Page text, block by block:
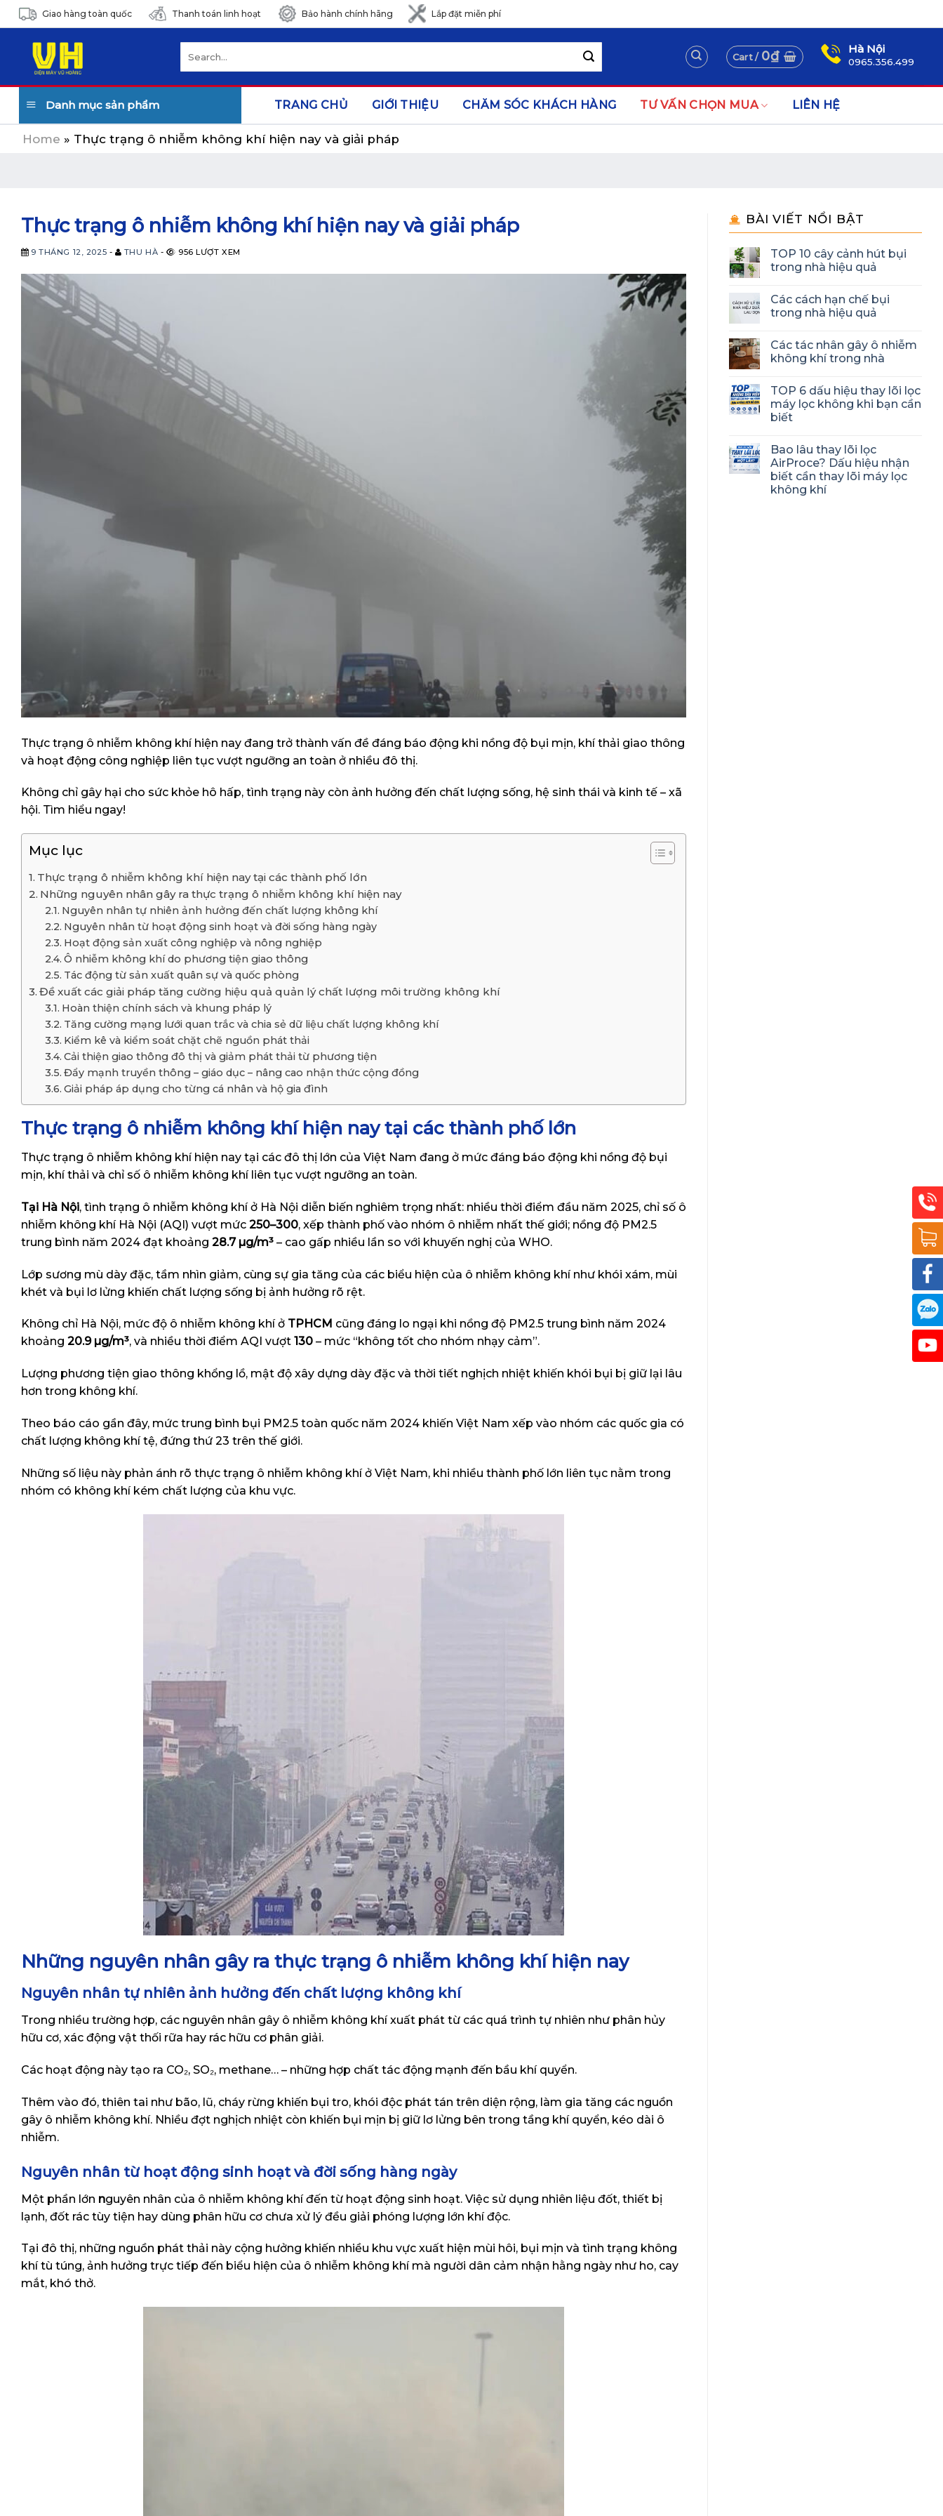
Skip
to
content
Giao hàng toàn quốc Thanh toán linh hoạt Bảo hành chính hãng Lắp đặt miễn phí
for:
Cart / 0₫ Hà Nội
0965.356.499
Danh mục sản phẩm TRANG CHỦ GIỚI THIỆU CHĂM SÓC KHÁCH HÀNG TƯ VẤN CHỌN MUA LIÊN HỆ
Home » Thực trạng ô nhiễm không khí hiện nay và giải pháp
Thực trạng ô nhiễm không khí hiện nay và giải pháp
9 THÁNG 12, 2025 - THU HÀ - 956 LƯỢT XEM
Thực trạng ô nhiễm không khí hiện nay đang trở thành vấn đề đáng báo động khi nồng độ bụi mịn, khí thải giao thông
và hoạt động công nghiệp liên tục vượt ngưỡng an toàn ở nhiều đô thị.
Không chỉ gây hại cho sức khỏe hô hấp, tình trạng này còn ảnh hưởng đến chất lượng sống, hệ sinh thái và kinh tế – xã
hội. Tìm hiểu ngay!
Mục lục
Thực trạng ô nhiễm không khí hiện nay tại các thành phố lớn
Những nguyên nhân gây ra thực trạng ô nhiễm không khí hiện nay
Nguyên nhân tự nhiên ảnh hưởng đến chất lượng không khí
Nguyên nhân từ hoạt động sinh hoạt và đời sống hàng ngày
Hoạt động sản xuất công nghiệp và nông nghiệp
Ô nhiễm không khí do phương tiện giao thông
Tác động từ sản xuất quân sự và quốc phòng
Đề xuất các giải pháp tăng cường hiệu quả quản lý chất lượng môi trường không khí
Hoàn thiện chính sách và khung pháp lý
Tăng cường mạng lưới quan trắc và chia sẻ dữ liệu chất lượng không khí
Kiểm kê và kiểm soát chặt chẽ nguồn phát thải
Cải thiện giao thông đô thị và giảm phát thải từ phương tiện
Đẩy mạnh truyền thông – giáo dục – nâng cao nhận thức cộng đồng
Giải pháp áp dụng cho từng cá nhân và hộ gia đình
Thực trạng ô nhiễm không khí hiện nay tại các thành phố lớn
Thực trạng ô nhiễm không khí hiện nay tại các đô thị lớn của Việt Nam đang ở mức đáng báo động khi nồng độ bụi
mịn, khí thải và chỉ số ô nhiễm không khí liên tục vượt ngưỡng an toàn.
Tại Hà Nội, tình trạng ô nhiễm không khí ở Hà Nội diễn biến nghiêm trọng nhất: nhiều thời điểm đầu năm 2025, chỉ số ô
nhiễm không khí Hà Nội (AQI) vượt mức 250–300, xếp thành phố vào nhóm ô nhiễm nhất thế giới; nồng độ PM2.5
trung bình năm 2024 đạt khoảng 28.7 µg/m³ – cao gấp nhiều lần so với khuyến nghị của WHO.
Lớp sương mù dày đặc, tầm nhìn giảm, cùng sự gia tăng của các biểu hiện của ô nhiễm không khí như khói xám, mùi
khét và bụi lơ lửng khiến chất lượng sống bị ảnh hưởng rõ rệt.
Không chỉ Hà Nội, mức độ ô nhiễm không khí ở TPHCM cũng đáng lo ngại khi nồng độ PM2.5 trung bình năm 2024
khoảng 20.9 µg/m³, và nhiều thời điểm AQI vượt 130 – mức “không tốt cho nhóm nhạy cảm”.
Lượng phương tiện giao thông khổng lồ, mật độ xây dựng dày đặc và thời tiết nghịch nhiệt khiến khói bụi bị giữ lại lâu
hơn trong không khí.
Theo báo cáo gần đây, mức trung bình bụi PM2.5 toàn quốc năm 2024 khiến Việt Nam xếp vào nhóm các quốc gia có
chất lượng không khí tệ, đứng thứ 23 trên thế giới.
Những số liệu này phản ánh rõ thực trạng ô nhiễm không khí ở Việt Nam, khi nhiều thành phố lớn liên tục nằm trong
nhóm có không khí kém chất lượng của khu vực.
Những nguyên nhân gây ra thực trạng ô nhiễm không khí hiện nay
Nguyên nhân tự nhiên ảnh hưởng đến chất lượng không khí
Trong nhiều trường hợp, các nguyên nhân gây ô nhiễm không khí xuất phát từ các quá trình tự nhiên như phân hủy
hữu cơ, xác động vật thối rữa hay rác hữu cơ phân giải.
Các hoạt động này tạo ra CO₂, SO₂, methane… – những hợp chất tác động mạnh đến bầu khí quyển.
Thêm vào đó, thiên tai như bão, lũ, cháy rừng khiến bụi tro, khói độc phát tán trên diện rộng, làm gia tăng các nguồn
gây ô nhiễm không khí. Nhiều đợt nghịch nhiệt còn khiến bụi mịn bị giữ lơ lửng bên trong tầng khí quyển, kéo dài ô
nhiễm.
Nguyên nhân từ hoạt động sinh hoạt và đời sống hàng ngày
Một phần lớn nguyên nhân của ô nhiễm không khí đến từ hoạt động sinh hoạt. Việc sử dụng nhiên liệu đốt, thiết bị
lạnh, đốt rác tùy tiện hay dùng phân hữu cơ chưa xử lý đều giải phóng lượng lớn khí độc.
Tại đô thị, những nguồn phát thải này cộng hưởng khiến nhiều khu vực xuất hiện mùi hôi, bụi mịn và tình trạng không
khí tù túng, ảnh hưởng trực tiếp đến biểu hiện của ô nhiễm không khí mà người dân cảm nhận hằng ngày như ho, cay
mắt, khó thở.
BÀI VIẾT NỔI BẬT
TOP 10 cây cảnh hút bụi
trong nhà hiệu quả
Các cách hạn chế bụi
trong nhà hiệu quả
Các tác nhân gây ô nhiễm
không khí trong nhà
TOP 6 dấu hiệu thay lõi lọc
máy lọc không khi bạn cần
biết
Bao lâu thay lõi lọc
AirProce? Dấu hiệu nhận
biết cần thay lõi máy lọc
không khí